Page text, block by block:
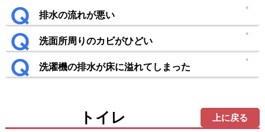
排水の流れが悪い
洗面所周りのカビがひどい
洗濯機の排水が床に溢れてしまった
トイレ 上に戻る